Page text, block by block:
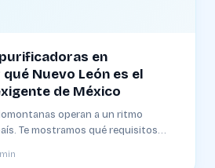
en
Nuevo León es el
de México
operan a un ritmo
Te mostramos qué requisitos